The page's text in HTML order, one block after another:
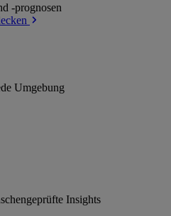
-prognosen
Umgebung
Insights